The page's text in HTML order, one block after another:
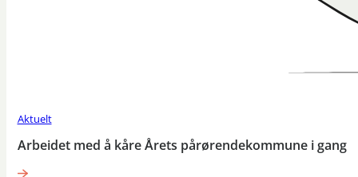
Aktuelt
Arbeidet med å kåre Årets pårørendekommune i gang